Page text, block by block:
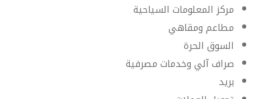
مركز المعلومات السياحية
مطاعم ومقاهي
السوق الحرة
صراف آلي وخدمات مصرفية
بريد